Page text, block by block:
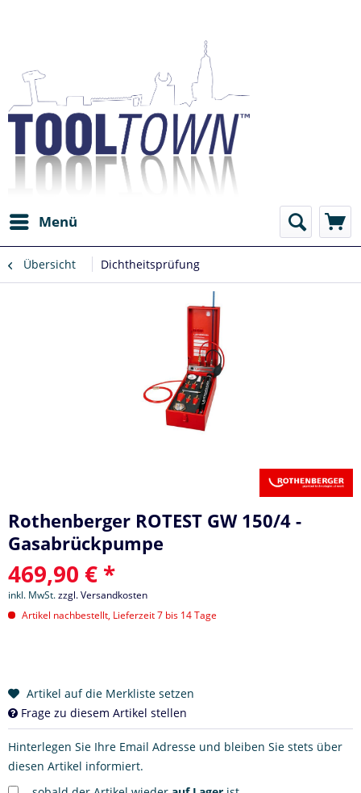
Menü
Übersicht Dichtheitsprüfung
Rothenberger ROTEST GW 150/4 -
Gasabrückpumpe
469,90 € *
inkl. MwSt.zzgl. Versandkosten
Artikel nachbestellt, Lieferzeit 7 bis 14 Tage
Artikel auf die Merkliste setzen
Frage zu diesem Artikel stellen
Hinterlegen Sie Ihre Email Adresse und bleiben Sie stets über
diesen Artikel informiert.